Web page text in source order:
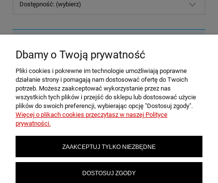
Dostępność: (wybierz)
POMOC
MOJE KONTO
INFORMACJE
Dbamy o Twoją prywatność
Pliki cookies i pokrewne im technologie umożliwiają poprawne
działanie strony i pomagają nam dostosować ofertę do Twoich
potrzeb. Możesz zaakceptować wykorzystanie przez nas
wszystkich tych plików i przejść do sklepu lub dostosować użycie
plików do swoich preferencji, wybierając opcję "Dostosuj zgody".
Więcej o plikach cookies przeczytasz w naszej Polityce
prywatności.
ZAAKCEPTUJ TYLKO NIEZBĘDNE
DOSTOSUJ ZGODY